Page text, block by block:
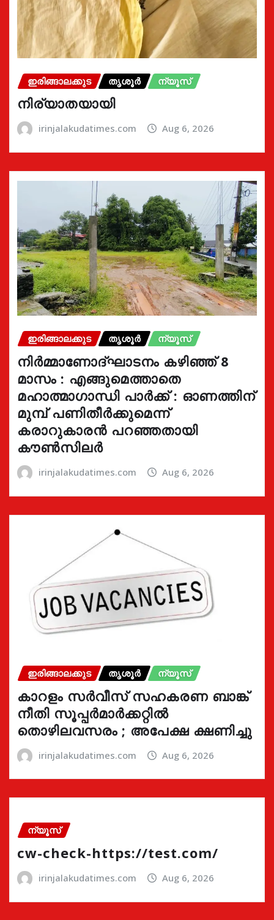
ഇരിങ്ങാലക്കുട തൃശൂർ ന്യൂസ്
നിര്യാതയായി
irinjalakudatimes.com Aug 6, 2026
ഇരിങ്ങാലക്കുട തൃശൂർ ന്യൂസ്
നിർമ്മാണോദ്ഘാടനം കഴിഞ്ഞ് 8
മാസം : എങ്ങുമെത്താതെ
മഹാത്മാഗാന്ധി പാർക്ക് : ഓണത്തിന്
മുമ്പ് പണിതീർക്കുമെന്ന്
കരാറുകാരൻ പറഞ്ഞതായി
കൗൺസിലർ
irinjalakudatimes.com Aug 6, 2026
ഇരിങ്ങാലക്കുട തൃശൂർ ന്യൂസ്
കാറളം സർവീസ് സഹകരണ ബാങ്ക്
നീതി സൂപ്പർമാർക്കറ്റിൽ
തൊഴിലവസരം ; അപേക്ഷ ക്ഷണിച്ചു
irinjalakudatimes.com Aug 6, 2026
ന്യൂസ്
cw-check-https://test.com/
irinjalakudatimes.com Aug 6, 2026